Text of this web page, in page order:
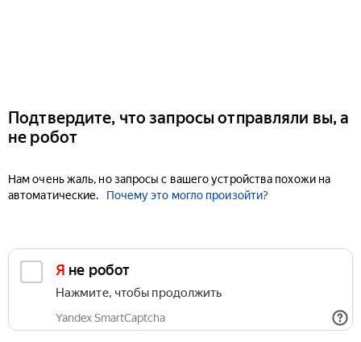
Подтвердите, что запросы отправляли вы, а
не робот
Нам очень жаль, но запросы с вашего устройства похожи на
автоматические.
Почему это могло произойти?
Я не робот
Нажмите, чтобы продолжить
Yandex SmartCaptcha